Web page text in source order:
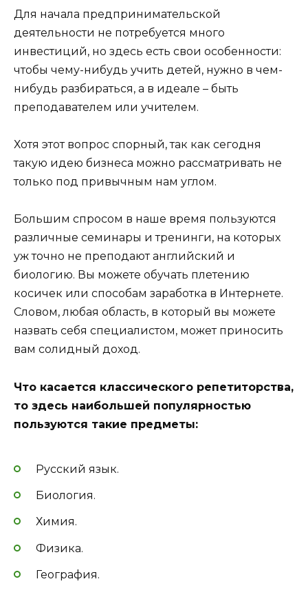
Для начала предпринимательской
деятельности не потребуется много
инвестиций, но здесь есть свои особенности:
чтобы чему-нибудь учить детей, нужно в чем-
нибудь разбираться, а в идеале – быть
преподавателем или учителем.
Хотя этот вопрос спорный, так как сегодня
такую идею бизнеса можно рассматривать не
только под привычным нам углом.
Большим спросом в наше время пользуются
различные семинары и тренинги, на которых
уж точно не преподают английский и
биологию. Вы можете обучать плетению
косичек или способам заработка в Интернете.
Словом, любая область, в который вы можете
назвать себя специалистом, может приносить
вам солидный доход.
Что касается классического репетиторства,
то здесь наибольшей популярностью
пользуются такие предметы:
Русский язык.
Биология.
Химия.
Физика.
География.